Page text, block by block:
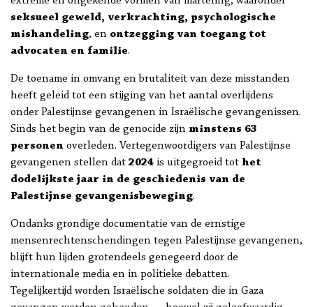
seksueel geweld, verkrachting, psychologische
mishandeling, en ontzegging van toegang tot
advocaten en familie.
De toename in omvang en brutaliteit van deze misstanden
heeft geleid tot een stijging van het aantal overlijdens
onder Palestijnse gevangenen in Israëlische gevangenissen.
Sinds het begin van de genocide zijn minstens 63
personen overleden. Vertegenwoordigers van Palestijnse
gevangenen stellen dat 2024 is uitgegroeid tot het
dodelijkste jaar in de geschiedenis van de
Palestijnse gevangenisbeweging.
Ondanks grondige documentatie van de ernstige
mensenrechtenschendingen tegen Palestijnse gevangenen,
blijft hun lijden grotendeels genegeerd door de
internationale media en in politieke debatten.
Tegelijkertijd worden Israëlische soldaten die in Gaza